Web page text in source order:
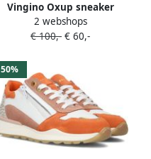
Vingino Oxup sneaker
Sneakers Overig grijs wit
2 webshops
€ 100,- € 60,-
50%